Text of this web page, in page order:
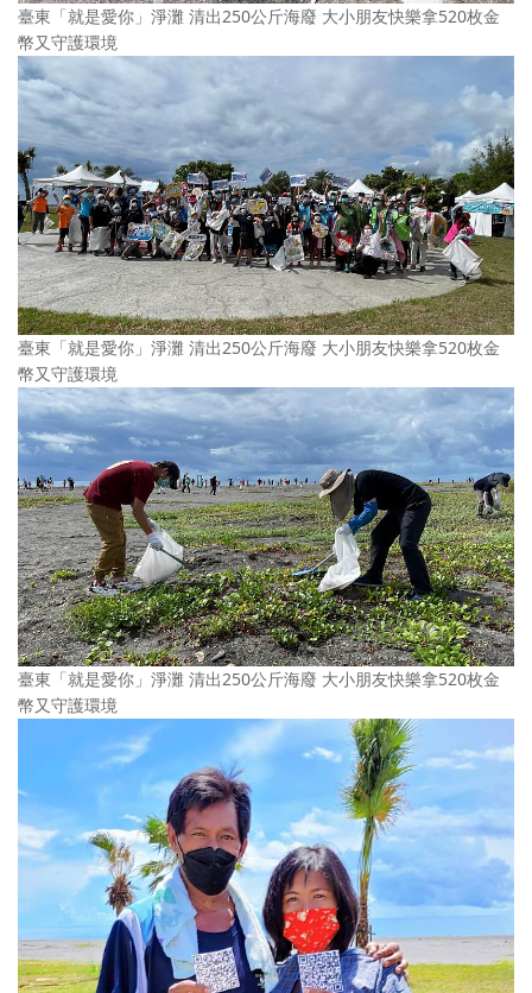
臺東「就是愛你」淨灘 清出250公斤海廢 大小朋友快樂拿520枚金
幣又守護環境
臺東「就是愛你」淨灘 清出250公斤海廢 大小朋友快樂拿520枚金
幣又守護環境
臺東「就是愛你」淨灘 清出250公斤海廢 大小朋友快樂拿520枚金
幣又守護環境